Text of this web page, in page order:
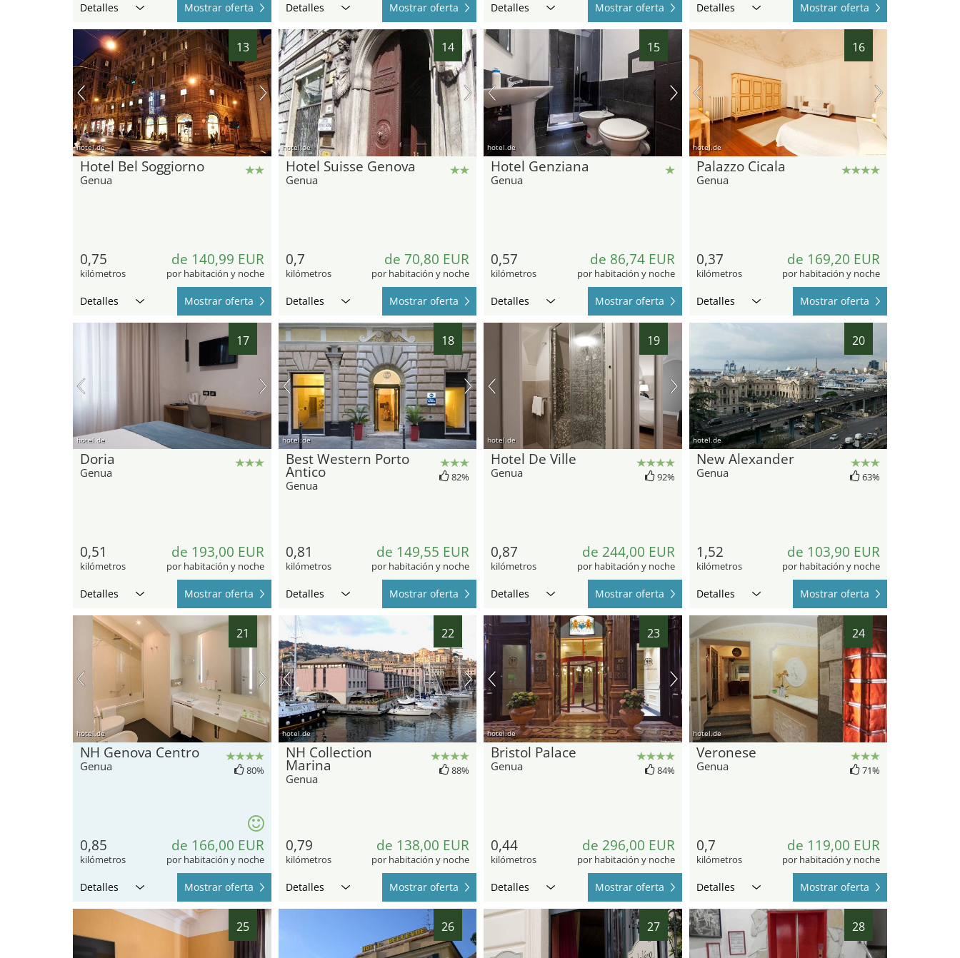
Detalles Mostrar oferta Detalles Mostrar oferta Detalles Mostrar oferta Detalles Mostrar oferta
13
hotel.de
Hotel Bel Soggiorno
Genua
0,75
kilómetros
de 140,99 EUR
por habitación y noche
Detalles Mostrar oferta
14
hotel.de
Hotel Suisse Genova
Genua
0,7
kilómetros
de 70,80 EUR
por habitación y noche
Detalles Mostrar oferta
15
hotel.de
Hotel Genziana
Genua
0,57
kilómetros
de 86,74 EUR
por habitación y noche
Detalles Mostrar oferta
16
hotel.de
Palazzo Cicala
Genua
0,37
kilómetros
de 169,20 EUR
por habitación y noche
Detalles Mostrar oferta
17
hotel.de
Doria
Genua
0,51
kilómetros
de 193,00 EUR
por habitación y noche
Detalles Mostrar oferta
18
hotel.de
Best Western Porto
Antico
Genua
82%
0,81
kilómetros
de 149,55 EUR
por habitación y noche
Detalles Mostrar oferta
19
hotel.de
Hotel De Ville
Genua 92%
0,87
kilómetros
de 244,00 EUR
por habitación y noche
Detalles Mostrar oferta
20
hotel.de
New Alexander
Genua 63%
1,52
kilómetros
de 103,90 EUR
por habitación y noche
Detalles Mostrar oferta
21
hotel.de
NH Genova Centro
Genua 80%
0,85
kilómetros
de 166,00 EUR
por habitación y noche
Detalles Mostrar oferta
22
hotel.de
NH Collection
Marina
Genua
88%
0,79
kilómetros
de 138,00 EUR
por habitación y noche
Detalles Mostrar oferta
23
hotel.de
Bristol Palace
Genua 84%
0,44
kilómetros
de 296,00 EUR
por habitación y noche
Detalles Mostrar oferta
24
hotel.de
Veronese
Genua 71%
0,7
kilómetros
de 119,00 EUR
por habitación y noche
Detalles Mostrar oferta
25 26 27 28